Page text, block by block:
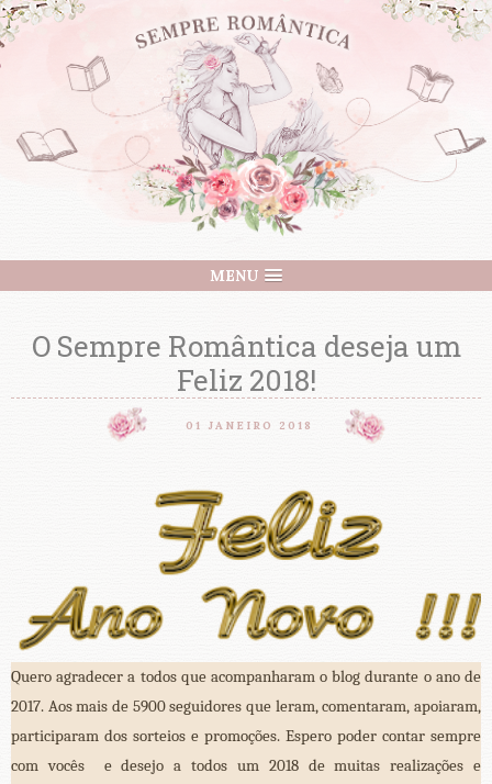
MENU
O Sempre Romântica deseja um
Feliz 2018!
01 JANEIRO 2018
Quero agradecer a todos que acompanharam o blog durante o ano de
2017. Aos mais de 5900 seguidores que leram, comentaram, apoiaram,
participaram dos sorteios e promoções. Espero poder contar sempre
com vocês e desejo a todos um 2018 de muitas realizações e